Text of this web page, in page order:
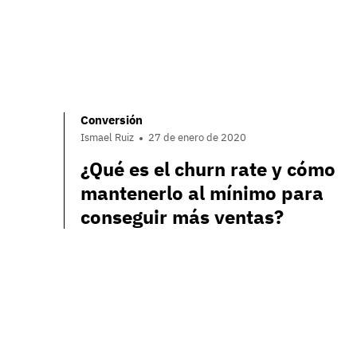
Conversión
Ismael Ruiz 27 de enero de 2020
¿Qué es el churn rate y cómo
mantenerlo al mínimo para
conseguir más ventas?